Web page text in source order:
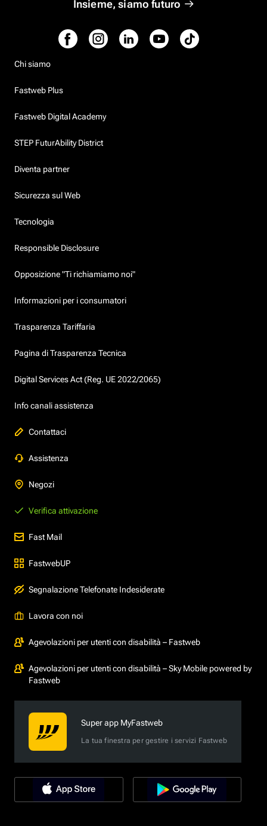
Insieme, siamo futuro
Chi siamo
Fastweb Plus
Fastweb Digital Academy
STEP FuturAbility District
Diventa partner
Sicurezza sul Web
Tecnologia
Responsible Disclosure
Opposizione "Ti richiamiamo noi"
Informazioni per i consumatori
Trasparenza Tariffaria
Pagina di Trasparenza Tecnica
Digital Services Act (Reg. UE 2022/2065)
Info canali assistenza
Contattaci
Assistenza
Negozi
Verifica attivazione
Fast Mail
FastwebUP
Segnalazione Telefonate Indesiderate
Lavora con noi
Agevolazioni per utenti con disabilità – Fastweb
Agevolazioni per utenti con disabilità – Sky Mobile powered by
Fastweb
Super app MyFastweb
La tua finestra per gestire i servizi Fastweb